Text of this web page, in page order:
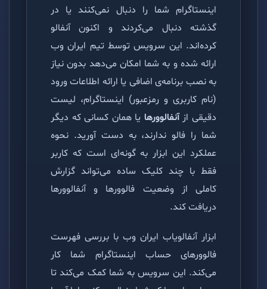
اینستاگرام شما را دنبال نمی‌کنند یا در
گذشته دنبال می‌کردند و اکنون آنفالو
کرده‌اند. این سرویس توسط تیم ایران وب
ارائه شده و به شما امکان می‌دهد بدون نیاز
به نصب برنامه‌ی اضافی یا ارائه اطلاعات ورود
(نام کاربری و رمزعبور) اینستاگرام، لیست
دقیقی ازآنفالوورها یا همان کسانی که دیگر
شما را فالو ندارند، به دست آورید. نحوه
عملکرد این ابزار به گونه‌ای است که کاربر
فقط با چند کلیک ساده می‌تواند گزارش
کاملی از وضعیت فالوورها و آنفالوورها
دریافت کند.
ابزار آنفالویاب ایران وب با بررسی فهرست
فالوورهای حساب اینستاگرام شما کار
می‌کند. این سرویس به شما کمک می‌کند تا